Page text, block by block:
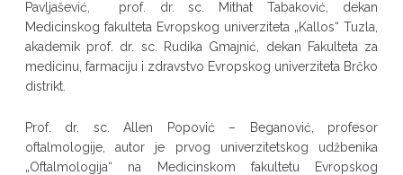
Pavljašević, prof. dr. sc. Mithat Tabaković, dekan
Medicinskog fakulteta Evropskog univerziteta „Kallos“ Tuzla,
akademik prof. dr. sc. Rudika Gmajnić, dekan Fakulteta za
medicinu, farmaciju i zdravstvo Evropskog univerziteta Brčko
distrikt.
Prof. dr. sc. Allen Popović – Beganović, profesor
oftalmologije, autor je prvog univerzitetskog udžbenika
„Oftalmologija“ na Medicinskom fakultetu Evropskog